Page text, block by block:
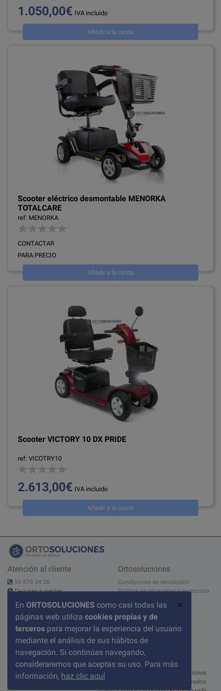
×
En ORTOSOLUCIONES como casi todas las
páginas web utiliza cookies propias y de
terceros para mejorar la experiencia del usuario
mediante el análisis de sus hábitos de
navegación. Si continúas navegando,
consideraremos que aceptas su uso. Para más
información, haz clic aquí
1.050,00€ IVA incluido
Añadir a la cesta
Scooter eléctrico desmontable MENORKA
TOTALCARE
ref: MENORKA
CONTACTAR
PARA PRECIO
Añadir a la cesta
Scooter VICTORY 10 DX PRIDE
ref: VICOTRY10
2.613,00€ IVA incluido
Añadir a la cesta
Atención al cliente
93 870 34 26
De lunes a viernes
Contáctanos
C/ del Pont nº 17, 1A
08520 Les Franqueses del Valles
Ortosoluciones
Condiciones de devolución
Política de privacidad y protección
Aviso legal
Condiciones de compra
Sobre nosotros
Preguntas frecuentes
© 2026 ortosoluciones
Todos los derechos reservados